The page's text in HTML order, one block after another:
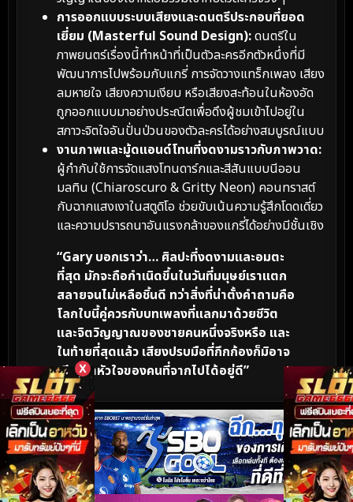
X
การออกแบบระบบเสียงและดนตรีประกอบที่ยอด
เยี่ยม (Masterful Sound Design):ดนตรีใน
ภาพยนตร์เรื่องนี้ทำหน้าที่เป็นตัวละครอีกตัวหนึ่งที่มี
พัฒนาการไปพร้อมกับแกรี่ การจัดวางแทร็กเพลง เสียง
ลมหายใจ เสียงความเงียบ หรือเสียงสะท้อนในห้องอัด
ถูกออกแบบมาอย่างประณีตเพื่อดึงผู้ชมเข้าไปอยู่ใน
สภาวะจิตใจอันปั่นป่วนของตัวละครได้อย่างสมบูรณ์แบบ
งานภาพและมู้ดแอนด์โทนที่งดงามราวกับภาพวาด:
ผู้กำกับใช้การจัดแสงโทนดาร์กและสีสันแบบนีออน
มลทิน (Chiaroscuro & Gritty Neon) คอนทราสต์
กับฉากแสงเงาในสตูดิโอ ช่วยขับเน้นความรู้สึกโดดเดี่ยว
และความปรารถนาอันแรงกล้าของแกรี่ได้อย่างมีชั้นเชิง
“Gary บอกเราว่า… ศิลปะที่งดงามและอมตะ
ที่สุด มักจะถือกำเนิดขึ้นในวันที่มนุษย์เราแตก
สลายจนไม่เหลือชิ้นดี ทว่าสิ่งที่น่าตั้งคำถามคือ
โลกใบนี้คู่ควรกับบทเพลงที่แลกมาด้วยชีวิต
และจิตวิญญาณของชายคนหนึ่งจริงหรือ และ
ในท้ายที่สุดแล้ว เสียงปรบมือที่กึกก้องก็มิอาจ
เยียวยาหัวใจของคนที่จากไปได้อยู่ดี”